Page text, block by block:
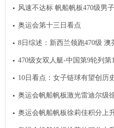
风速不达标 帆船帆板470级男
奥运会第十三日看点
8日综述：新西兰领跑470级 澳
470级女双人艇-中国第9轮列第
10日看点：女子链球有望创历
奥运会帆船帆板激光雷迪尔级
奥运会帆船帆板徐莉佳积分上